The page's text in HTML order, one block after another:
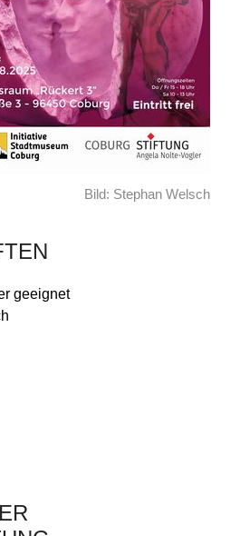
Bild: Stephan Welsch
geeignet